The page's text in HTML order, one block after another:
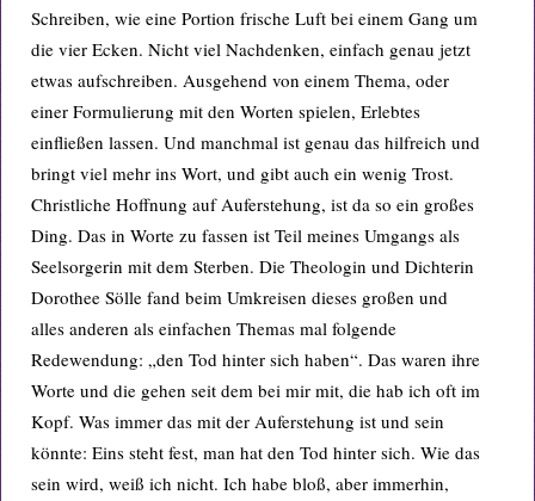
Schreiben, wie eine Portion frische Luft bei einem Gang um
die vier Ecken. Nicht viel Nachdenken, einfach genau jetzt
etwas aufschreiben. Ausgehend von einem Thema, oder
einer Formulierung mit den Worten spielen, Erlebtes
einfließen lassen. Und manchmal ist genau das hilfreich und
bringt viel mehr ins Wort, und gibt auch ein wenig Trost.
Christliche Hoffnung auf Auferstehung, ist da so ein großes
Ding. Das in Worte zu fassen ist Teil meines Umgangs als
Seelsorgerin mit dem Sterben. Die Theologin und Dichterin
Dorothee Sölle fand beim Umkreisen dieses großen und
alles anderen als einfachen Themas mal folgende
Redewendung: „den Tod hinter sich haben“. Das waren ihre
Worte und die gehen seit dem bei mir mit, die hab ich oft im
Kopf. Was immer das mit der Auferstehung ist und sein
könnte: Eins steht fest, man hat den Tod hinter sich. Wie das
sein wird, weiß ich nicht. Ich habe bloß, aber immerhin,